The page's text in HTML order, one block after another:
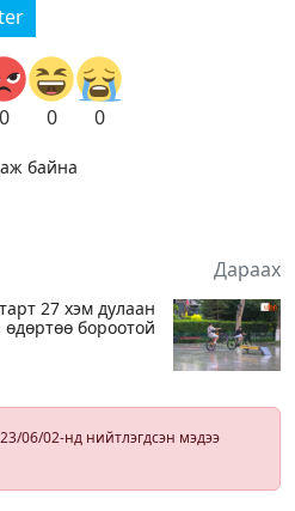
0 0 0
байна
Дараах
27 хэм дулаан
бороотой
06/02-нд нийтлэгдсэн мэдээ